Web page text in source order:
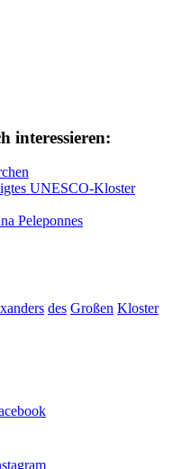
interessieren:
UNESCO-Kloster
Peleponnes
des Großen Kloster